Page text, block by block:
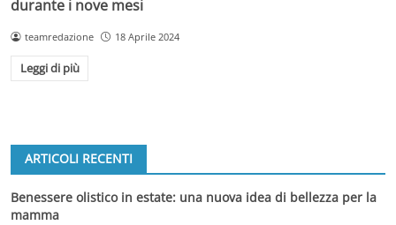
durante i nove mesi
teamredazione 18 Aprile 2024
Leggi di più
ARTICOLI RECENTI
Benessere olistico in estate: una nuova idea di bellezza per la
mamma